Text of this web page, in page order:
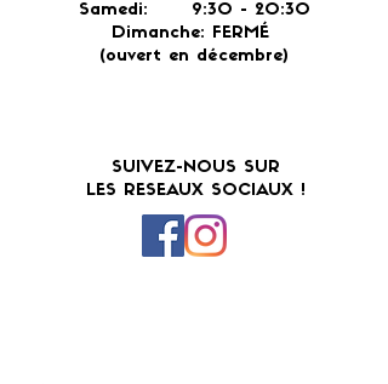
Samedi: 9:30 - 20:30
Dimanche: FERMÉ
(ouvert en décembre)
SUIVEZ-NOUS SUR
LES RESEAUX SOCIAUX !